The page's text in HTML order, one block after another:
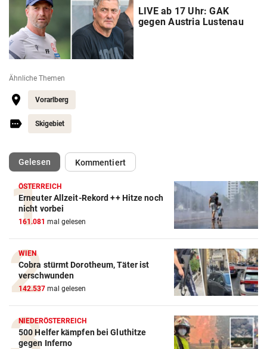
LIVE ab 17 Uhr: GAK
gegen Austria Lustenau
Ähnliche Themen
Vorarlberg
Skigebiet
Gelesen(ausgewählt)Kommentiert
ÖSTERREICH
Erneuter Allzeit-Rekord ++ Hitze noch
nicht vorbei
161.081 mal gelesen
WIEN
Cobra stürmt Dorotheum, Täter ist
verschwunden
142.537 mal gelesen
NIEDERÖSTERREICH
500 Helfer kämpfen bei Gluthitze
gegen Inferno